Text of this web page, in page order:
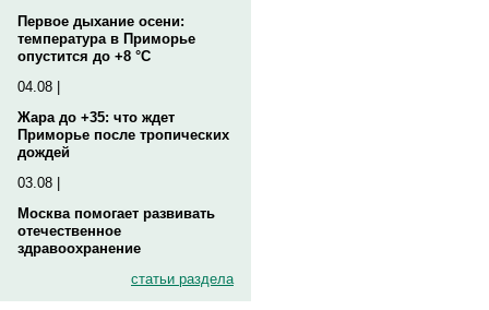
Первое дыхание осени:
температура в Приморье
опустится до +8 °C
04.08 |
Жара до +35: что ждет
Приморье после тропических
дождей
03.08 |
Москва помогает развивать
отечественное
здравоохранение
статьи раздела